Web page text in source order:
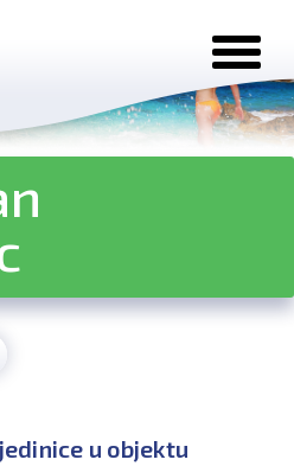
u objektu